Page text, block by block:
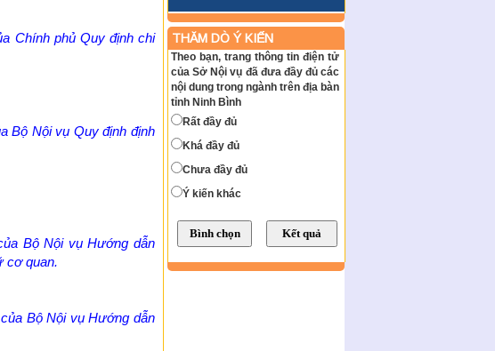
Chính phủ Quy định chi
Bộ Nội vụ Quy định định
Bộ Nội vụ Hướng dẫn
cơ quan.
Bộ Nội vụ Hướng dẫn
THĂM DÒ Ý KIẾN
Theo bạn, trang thông tin điện tử
của Sở Nội vụ đã đưa đầy đủ các
nội dung trong ngành trên địa bàn
tỉnh Ninh Bình
Rất đầy đủ
Khá đầy đủ
Chưa đầy đủ
Ý kiến khác